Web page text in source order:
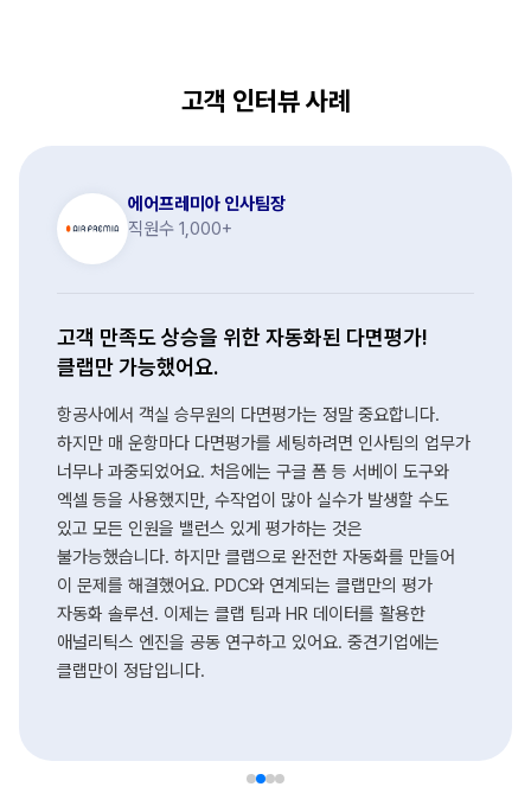
고객 인터뷰 사례
에어프레미아 인사팀장
직원수 1,000+
고객 만족도 상승을 위한 자동화된 다면평가!
클랩만 가능했어요.
항공사에서 객실 승무원의 다면평가는 정말 중요합니다.
하지만 매 운항마다 다면평가를 세팅하려면 인사팀의 업무가
너무나 과중되었어요. 처음에는 구글 폼 등 서베이 도구와
엑셀 등을 사용했지만, 수작업이 많아 실수가 발생할 수도
있고 모든 인원을 밸런스 있게 평가하는 것은
불가능했습니다. 하지만 클랩으로 완전한 자동화를 만들어
이 문제를 해결했어요. PDC와 연계되는 클랩만의 평가
자동화 솔루션. 이제는 클랩 팀과 HR 데이터를 활용한
애널리틱스 엔진을 공동 연구하고 있어요. 중견기업에는
클랩만이 정답입니다.